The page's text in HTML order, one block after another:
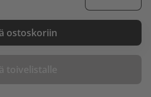
ostoskoriin
toivelistalle